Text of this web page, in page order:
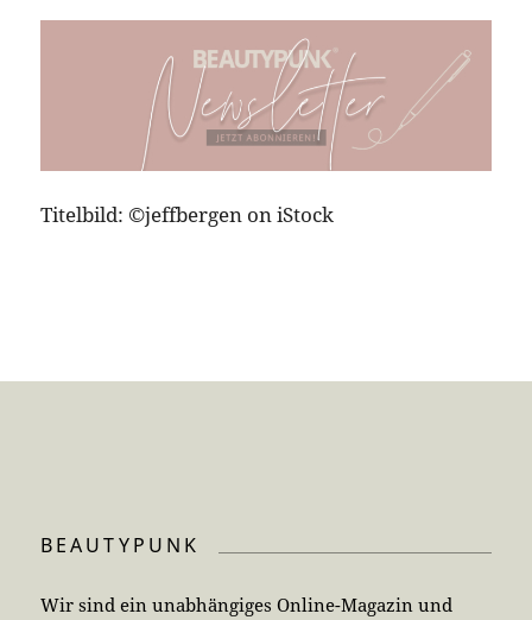
Titelbild: ©jeffbergen on iStock
BEAUTYPUNK
Wir sind ein unabhängiges Online-Magazin und